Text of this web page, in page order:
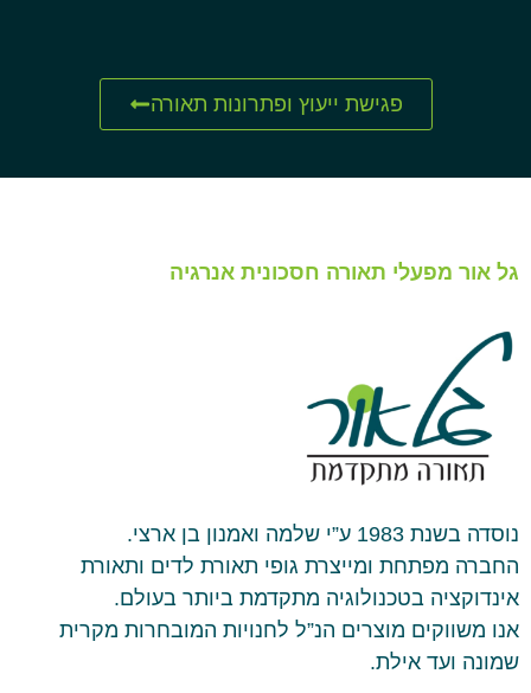
פגישת ייעוץ ופתרונות תאורה
גל אור מפעלי תאורה חסכונית אנרגיה
נוסדה בשנת 1983 ע”י שלמה ואמנון בן ארצי.
החברה מפתחת ומייצרת גופי תאורת לדים ותאורת
אינדוקציה בטכנולוגיה מתקדמת ביותר בעולם.
אנו משווקים מוצרים הנ”ל לחנויות המובחרות מקרית
שמונה ועד אילת.